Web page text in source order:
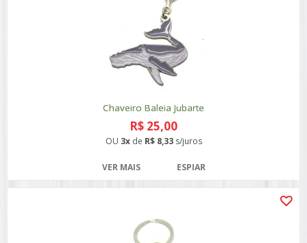
Chaveiro Baleia Jubarte
R$ 25,00
OU 3xde R$ 8,33s/juros
VER MAIS ESPIAR